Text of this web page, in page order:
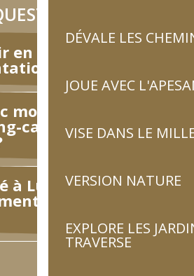
DÉVALE LES
JOUE AVEC
VISE DANS LE
VERSION NATURE
EXPLORE LES
TRAVERSE
en hiver, quelle est
?
mon fourgon ou
car, où je peux
à Luz, mais je suis
je peux me